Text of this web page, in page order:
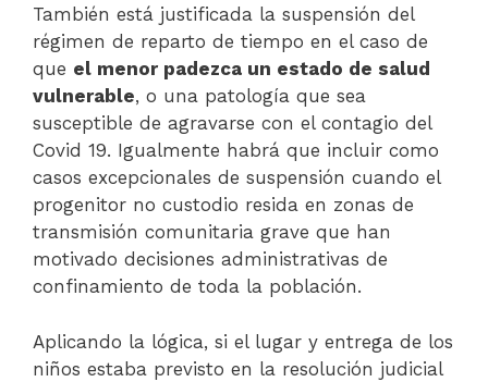
También está justificada la suspensión del
régimen de reparto de tiempo en el caso de
que el menor padezca un estado de salud
vulnerable, o una patología que sea
susceptible de agravarse con el contagio del
Covid 19. Igualmente habrá que incluir como
casos excepcionales de suspensión cuando el
progenitor no custodio resida en zonas de
transmisión comunitaria grave que han
motivado decisiones administrativas de
confinamiento de toda la población.
Aplicando la lógica, si el lugar y entrega de los
niños estaba previsto en la resolución judicial